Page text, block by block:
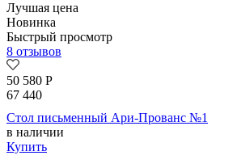
Лучшая цена
Новинка
Быстрый просмотр
8 отзывов
50 580 Р
67 440
Стол письменный Ари-Прованс №1
в наличии
Купить